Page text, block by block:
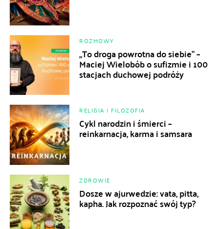
ROZMOWY
„To droga powrotna do siebie” –
Maciej Wielobób o sufizmie i 100
stacjach duchowej podróży
RELIGIA I FILOZOFIA
Cykl narodzin i śmierci –
reinkarnacja, karma i samsara
ZDROWIE
Dosze w ajurwedzie: vata, pitta,
kapha. Jak rozpoznać swój typ?